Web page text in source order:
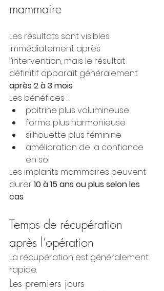
mammaire
Les résultats sont visibles
immédiatement après
l’intervention, mais le résultat
définitif apparaît généralement
après 2 à 3 mois.
Les bénéfices :
poitrine plus volumineuse
forme plus harmonieuse
silhouette plus féminine
amélioration de la confiance
en soi
Les implants mammaires peuvent
durer 10 à 15 ans ou plus selon les
cas.
Temps de récupération
après l’opération
La récupération est généralement
rapide.
Les premiers jours